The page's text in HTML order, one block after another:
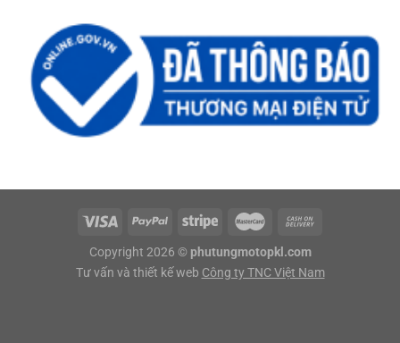
Copyright 2026 © phutungmotopkl.com
Tư vấn và thiết kế web Công ty TNC Việt Nam